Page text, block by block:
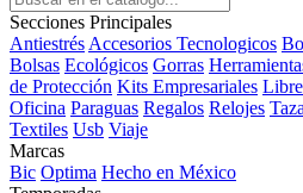
Secciones Principales
Antiestrés Accesorios Tecnologicos
Bolsas Ecológicos Gorras
de Protección Kits Empresariales
Oficina Paraguas Regalos Relojes
Textiles Usb Viaje
Marcas
Bic Optima Hecho en México